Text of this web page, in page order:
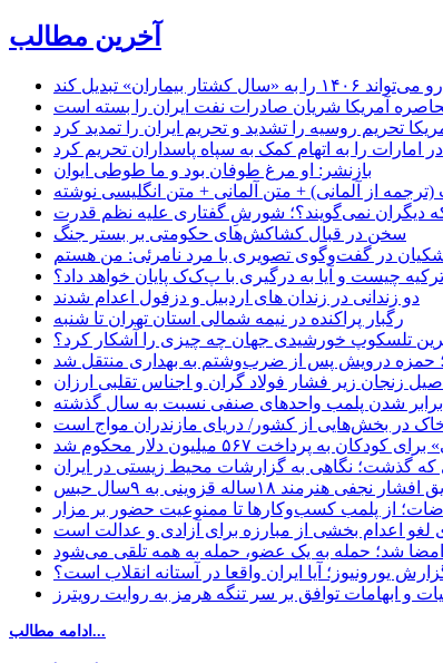
آخرین مطالب
تبدیل کند
آمریکا شریان صادرات نفت ایران را بسته است
تحریم روسیه را تشدید و تحریم ایران را تمدید کرد
امارات را به اتهام کمک به سپاه پاسداران تحریم کرد
بازنشر: او مرغ طوفان بود و ما طوطی ایوان
از آلمانی) + متن آلمانی + متن انگلیسی نوشته
دیگران نمی‌گویند؟؛ شورشِ گفتاری علیه نظم قدرت
سخن در قبال کشاکش‌های حکومتی بر بستر جنگ
چیست و آیا به درگیری با پ‌ک‌ک پایان خواهد داد؟
دو زندانی در زندان های اردبیل و دزفول اعدام شدند
رگبار پراکنده در نیمه شمالی استان تهران تا شنبه
تلسکوپ خورشیدی جهان چه چیزی را آشکار کرد؟
حمزه درویش پس از ضرب‌وشتم به بهداری منتقل شد
زنجان زیر فشار فولاد گران و اجناس تقلبی ارزان
در بخش‌هایی از کشور/ دریای مازندران مواج است
پرداخت ۵۶۷ میلیون دلار محکوم شد
که گذشت؛ نگاهی به گزارشات محیط زیستی در ایران
هنرمند ۱۸ساله قزوینی به ۹سال حبس
از پلمب کسب‌وکارها تا ممنوعیت حضور بر مزار
لغو اعدام بخشی از مبارزه برای آزادی و عدالت است
شد؛ حمله به یک عضو، حمله به همه تلقی می‌شود
یورونیوز؛ آیا ایران واقعا در آستانه انقلاب است؟
و ابهامات توافق بر سر تنگه هرمز به روایت رویترز
ادامه مطالب...